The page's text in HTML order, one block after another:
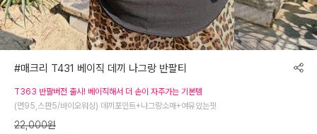
#매크리 T431 베이직 데끼 나그랑 반팔티
T363 반팔버전 출시! 베이직해서 더 손이 자주가는 기본템
(면95,스판5/바이오워싱) 데끼포인트+나그랑소매+여유있는핏
22,000원